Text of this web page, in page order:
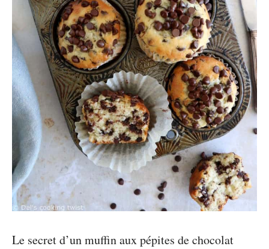
Le secret d’un muffin aux pépites de chocolat